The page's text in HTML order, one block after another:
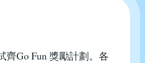
Go Fun 獎勵計劃。各